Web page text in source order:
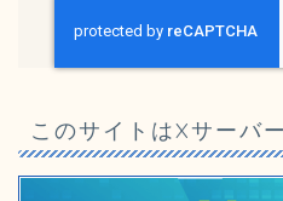
このサイトはXサーバ